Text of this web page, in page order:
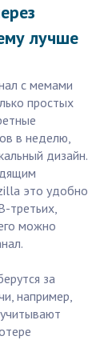
лучше
с мемами
простых
в неделю,
дизайн.
это удобно
третьих,
можно
за
например,